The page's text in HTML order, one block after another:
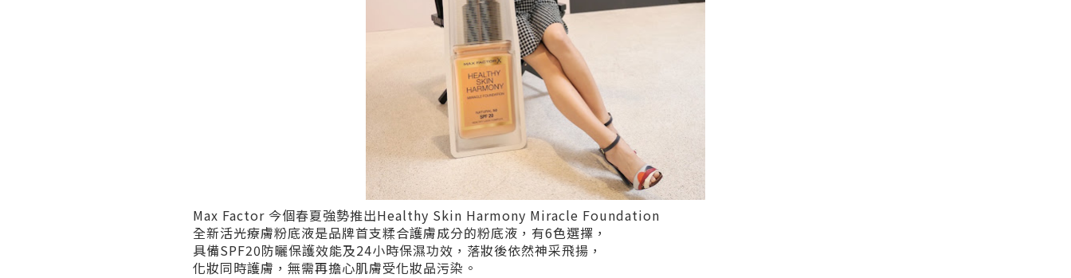
Max Factor 今個春夏強勢推出Healthy Skin Harmony Miracle Foundation
全新活光療膚粉底液是品牌首支糅合護膚成分的粉底液，有6色選擇，
具備SPF20防曬保護效能及24小時保濕功效，落妝後依然神采飛揚，
化妝同時護膚，無需再擔心肌膚受化妝品污染。